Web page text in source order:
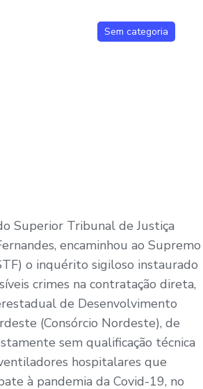
Sem categoria
Superior Tribunal de Justiça
encaminhou ao Supremo
o inquérito sigiloso instaurado
crimes na contratação direta,
de Desenvolvimento
(Consórcio Nordeste), de
sem qualificação técnica
hospitalares que
à pandemia da Covid-19, no